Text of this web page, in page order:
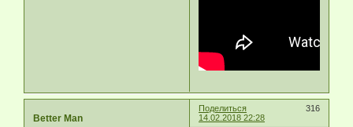
Поделиться
316
14.02.2018 22:28
Better Man